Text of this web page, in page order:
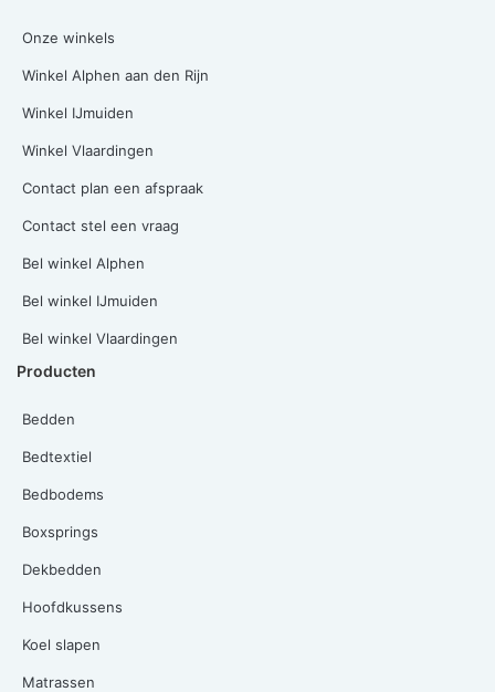
Onze winkels
Winkel Alphen aan den Rijn
Winkel IJmuiden
Winkel Vlaardingen
Contact plan een afspraak
Contact stel een vraag
Bel winkel Alphen
Bel winkel IJmuiden
Bel winkel Vlaardingen
Producten
Bedden
Bedtextiel
Bedbodems
Boxsprings
Dekbedden
Hoofdkussens
Koel slapen
Matrassen